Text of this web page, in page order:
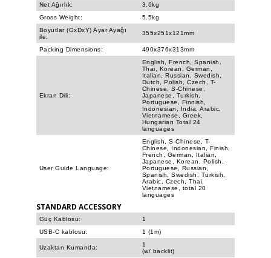
Net Ağırlık:
3.6kg
Gross Weight:
5.5kg
Boyutlar (GxDxY) Ayar Ayağı
ile:
355x251x121mm
Packing Dimensions: 490x376x313mm
Ekran Dili:
English, French, Spanish,
Thai, Korean, German,
Italian, Russian, Swedish,
Dutch, Polish, Czech, T-
Chinese, S-Chinese,
Japanese, Turkish,
Portuguese, Finnish,
Indonesian, India, Arabic,
Vietnamese, Greek,
Hungarian Total 24
languages
User Guide Language:
English, S-Chinese, T-
Chinese, Indonesian, Finish,
French, German, Italian,
Japanese, Korean, Polish,
Portuguese, Russian,
Spanish, Swedish, Turkish,
Arabic, Czech, Thai,
Vietnamese, total 20
languages
STANDARD ACCESSORY
Güç Kablosu:
1
USB-C kablosu:
1 (1m)
Uzaktan Kumanda:
1
(w/ backlit)